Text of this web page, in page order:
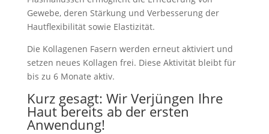
Gewebe, deren Stärkung und Verbesserung der
Hautflexibilität sowie Elastizität.
Die Kollagenen Fasern werden erneut aktiviert und
setzen neues Kollagen frei. Diese Aktivität bleibt für
bis zu 6 Monate aktiv.
Kurz gesagt: Wir Verjüngen Ihre
Haut bereits ab der ersten
Anwendung!